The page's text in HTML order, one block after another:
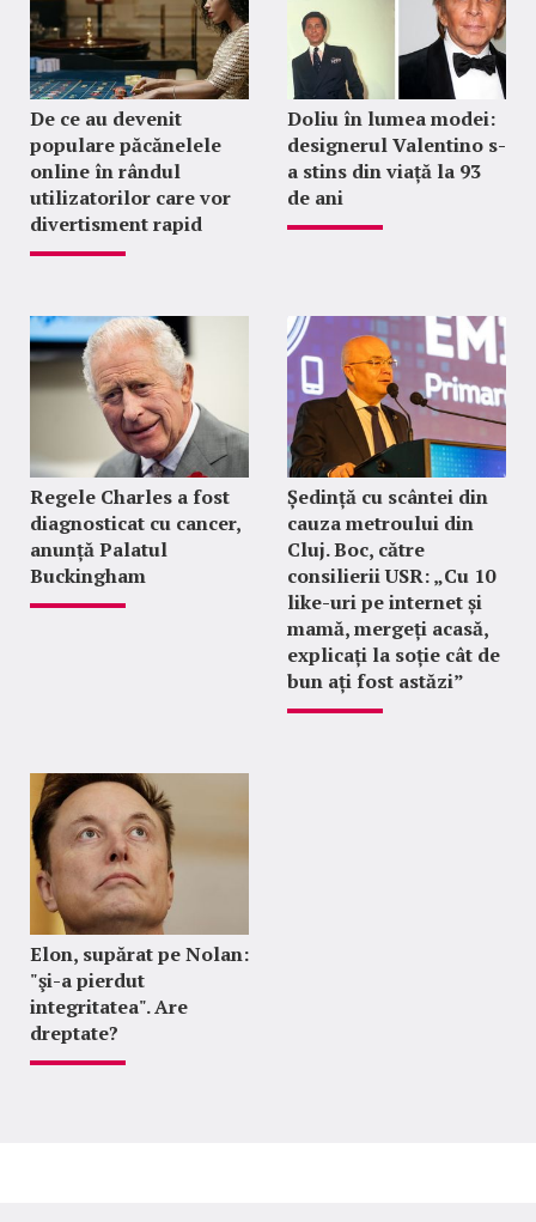
De ce au devenit
populare păcănelele
online în rândul
utilizatorilor care vor
divertisment rapid
Doliu în lumea modei:
designerul Valentino s-
a stins din viață la 93
de ani
Regele Charles a fost
diagnosticat cu cancer,
anunță Palatul
Buckingham
Ședință cu scântei din
cauza metroului din
Cluj. Boc, către
consilierii USR: „Cu 10
like-uri pe internet și
mamă, mergeți acasă,
explicați la soție cât de
bun ați fost astăzi”
Elon, supărat pe Nolan:
"şi-a pierdut
integritatea". Are
dreptate?